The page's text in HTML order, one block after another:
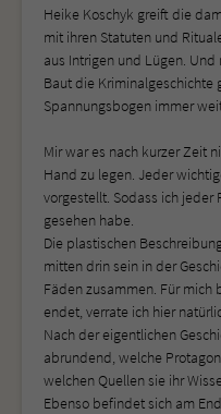
Heike Koschyk greift die
mit ihren Statuten und
aus Intrigen und Lügen.
Baut die Kriminalgeschichte
Spannungsbogen immer
Mir war es nach kurzer Zeit
Hand zu legen. Jeder
vorgestellt. Sodass ich jeder
gesehen habe.
Die plastischen
mitten drin sein in der
Fäden zusammen. Für mich
endet, verrate ich hier
Nach der eigentlichen
abrundend, welche
welchen Quellen sie ihr
Ebenso befindet sich am